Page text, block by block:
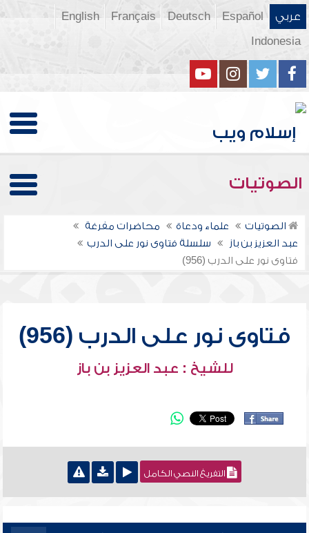
عربي Español
Deutsch
Français
English
Indonesia
الصوتيات
الصوتيات علماء ودعاة
محاضرات مفرغة
عبد العزيز بن باز
سلسلة فتاوى نور على الدرب
فتاوى نور على الدرب (956)
فتاوى نور على الدرب (956)
للشيخ : عبد العزيز بن باز
التفريغ النصي الكامل